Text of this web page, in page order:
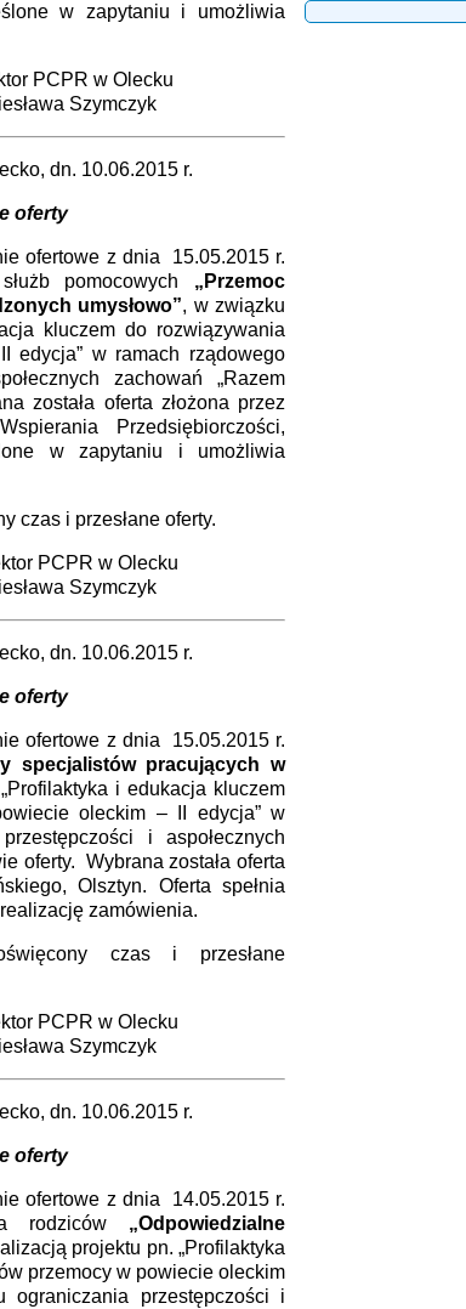
w zapytaniu i umożliwia
Olecku
r.
oferty
ofertowe z dnia 15.05.2015 r.
pomocowych „Przemoc
umysłowo”, w związku
kluczem do rozwiązywania
edycja” w ramach rządowego
zachowań „Razem
została oferta złożona przez
Przedsiębiorczości,
w zapytaniu i umożliwia
czas i przesłane oferty.
Olecku
r.
oferty
ofertowe z dnia 15.05.2015 r.
specjalistów pracujących w
i edukacja kluczem
oleckim – II edycja” w
i aspołecznych
oferty. Wybrana została oferta
Olsztyn. Oferta spełnia
zamówienia.
czas i przesłane
Olecku
r.
oferty
ofertowe z dnia 14.05.2015 r.
rodziców „Odpowiedzialne
projektu pn. „Profilaktyka
przemocy w powiecie oleckim
ograniczania przestępczości i